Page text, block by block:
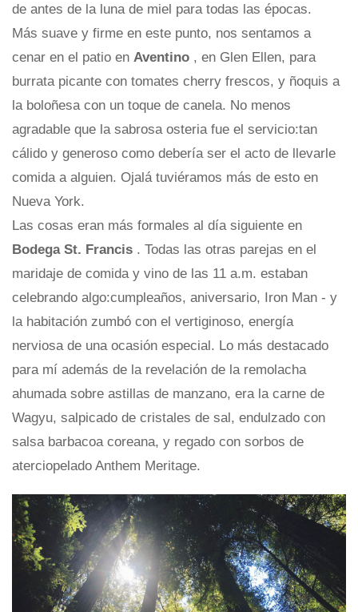
de antes de la luna de miel para todas las épocas.
Más suave y firme en este punto, nos sentamos a
cenar en el patio en Aventino , en Glen Ellen, para
burrata picante con tomates cherry frescos, y ñoquis a
la boloñesa con un toque de canela. No menos
agradable que la sabrosa osteria fue el servicio:tan
cálido y generoso como debería ser el acto de llevarle
comida a alguien. Ojalá tuviéramos más de esto en
Nueva York.
Las cosas eran más formales al día siguiente en
Bodega St. Francis . Todas las otras parejas en el
maridaje de comida y vino de las 11 a.m. estaban
celebrando algo:cumpleaños, aniversario, Iron Man - y
la habitación zumbó con el vertiginoso, energía
nerviosa de una ocasión especial. Lo más destacado
para mí además de la revelación de la remolacha
ahumada sobre astillas de manzano, era la carne de
Wagyu, salpicado de cristales de sal, endulzado con
salsa barbacoa coreana, y regado con sorbos de
aterciopelado Anthem Meritage.